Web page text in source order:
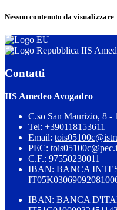
Nessun contenuto da visualizzare
IIS
Contatti
IIS Amedeo Avogadro
C.so San Maurizio, 8 -
Tel: +390118153611
Email:
PEC:
C.F.: 97550230011
IBAN: BANCA
IBAN: BANCA